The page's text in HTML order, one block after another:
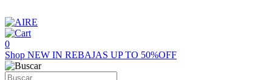
0
Shop NEW IN REBAJAS UP TO 50%OFF